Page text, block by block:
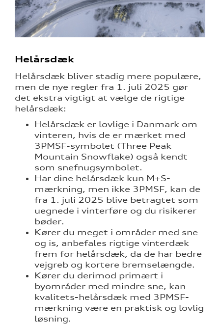
Helårsdæk
Helårsdæk bliver stadig mere populære,
men de nye regler fra 1. juli 2025 gør
det ekstra vigtigt at vælge de rigtige
helårsdæk:
Helårsdæk er lovlige i Danmark om
vinteren, hvis de er mærket med
3PMSF-symbolet (Three Peak
Mountain Snowflake) også kendt
som snefnugsymbolet.
Har dine helårsdæk kun M+S-
mærkning, men ikke 3PMSF, kan de
fra 1. juli 2025 blive betragtet som
uegnede i vinterføre og du risikerer
bøder.
Kører du meget i områder med sne
og is, anbefales rigtige vinterdæk
frem for helårsdæk, da de har bedre
vejgreb og kortere bremselængde.
Kører du derimod primært i
byområder med mindre sne, kan
kvalitets-helårsdæk med 3PMSF-
mærkning være en praktisk og lovlig
løsning.